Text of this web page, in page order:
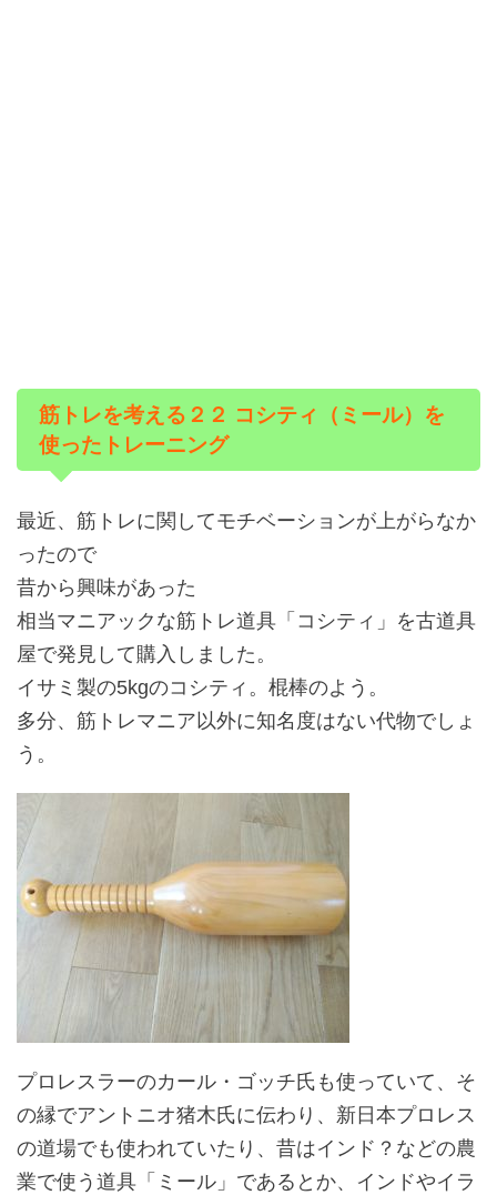
筋トレを考える２２ コシティ（ミール）を
使ったトレーニング
最近、筋トレに関してモチベーションが上がらなか
ったので
昔から興味があった
相当マニアックな筋トレ道具「コシティ」を古道具
屋で発見して購入しました。
イサミ製の5kgのコシティ。棍棒のよう。
多分、筋トレマニア以外に知名度はない代物でしょ
う。
プロレスラーのカール・ゴッチ氏も使っていて、そ
の縁でアントニオ猪木氏に伝わり、新日本プロレス
の道場でも使われていたり、昔はインド？などの農
業で使う道具「ミール」であるとか、インドやイラ